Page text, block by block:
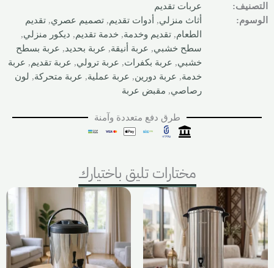
التصنيف:
عربات تقديم
الوسوم:
أثاث منزلي, أدوات تقديم, تصميم عصري, تقديم
الطعام, تقديم وخدمة, خدمة تقديم, ديكور منزلي,
سطح خشبي, عربة أنيقة, عربة بحديد, عربة بسطح
خشبي, عربة بكفرات, عربة ترولي, عربة تقديم, عربة
خدمة, عربة دورين, عربة عملية, عربة متحركة, لون
رصاصي, مقبض عربة
طرق دفع متعددة وآمنة
مختارات تليق باختيارك